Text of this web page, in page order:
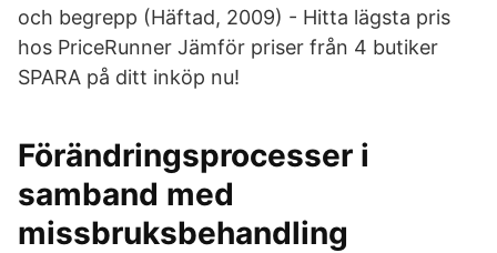
och begrepp (Häftad, 2009) - Hitta lägsta pris
hos PriceRunner Jämför priser från 4 butiker
SPARA på ditt inköp nu!
Förändringsprocesser i
samband med
missbruksbehandling